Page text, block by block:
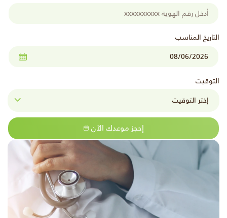
التاريخ المناسب
التوقيت
إحجز موعدك الآن